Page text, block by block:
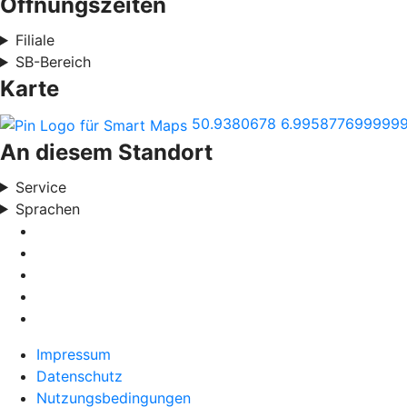
Filiale
SB-Bereich
Karte
50.9380678
An diesem Standort
Service
Sprachen
Impressum
Datenschutz
Nutzungsbedingungen